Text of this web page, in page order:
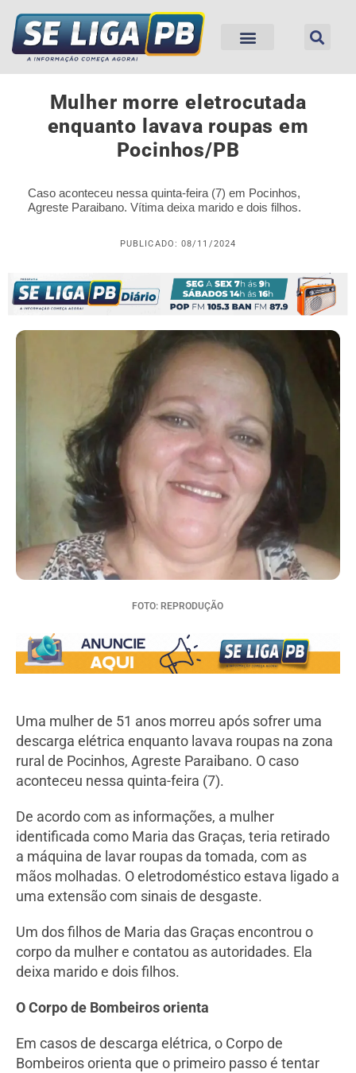
Mulher morre eletrocutada
enquanto lavava roupas em
Pocinhos/PB
Caso aconteceu nessa quinta-feira (7) em Pocinhos,
Agreste Paraibano. Vítima deixa marido e dois filhos.
PUBLICADO: 08/11/2024
FOTO: REPRODUÇÃO
Uma mulher de 51 anos morreu após sofrer uma
descarga elétrica enquanto lavava roupas na zona
rural de Pocinhos, Agreste Paraibano. O caso
aconteceu nessa quinta-feira (7).
De acordo com as informações, a mulher
identificada como Maria das Graças, teria retirado
a máquina de lavar roupas da tomada, com as
mãos molhadas. O eletrodoméstico estava ligado a
uma extensão com sinais de desgaste.
Um dos filhos de Maria das Graças encontrou o
corpo da mulher e contatou as autoridades. Ela
deixa marido e dois filhos.
O Corpo de Bombeiros orienta
Em casos de descarga elétrica, o Corpo de
Bombeiros orienta que o primeiro passo é tentar